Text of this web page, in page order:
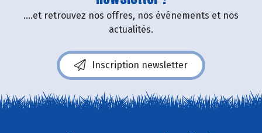
....et retrouvez nos offres, nos événements et nos
actualités.
Inscription newsletter